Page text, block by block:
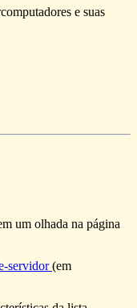
e suas
um olhada na página
servidor(em